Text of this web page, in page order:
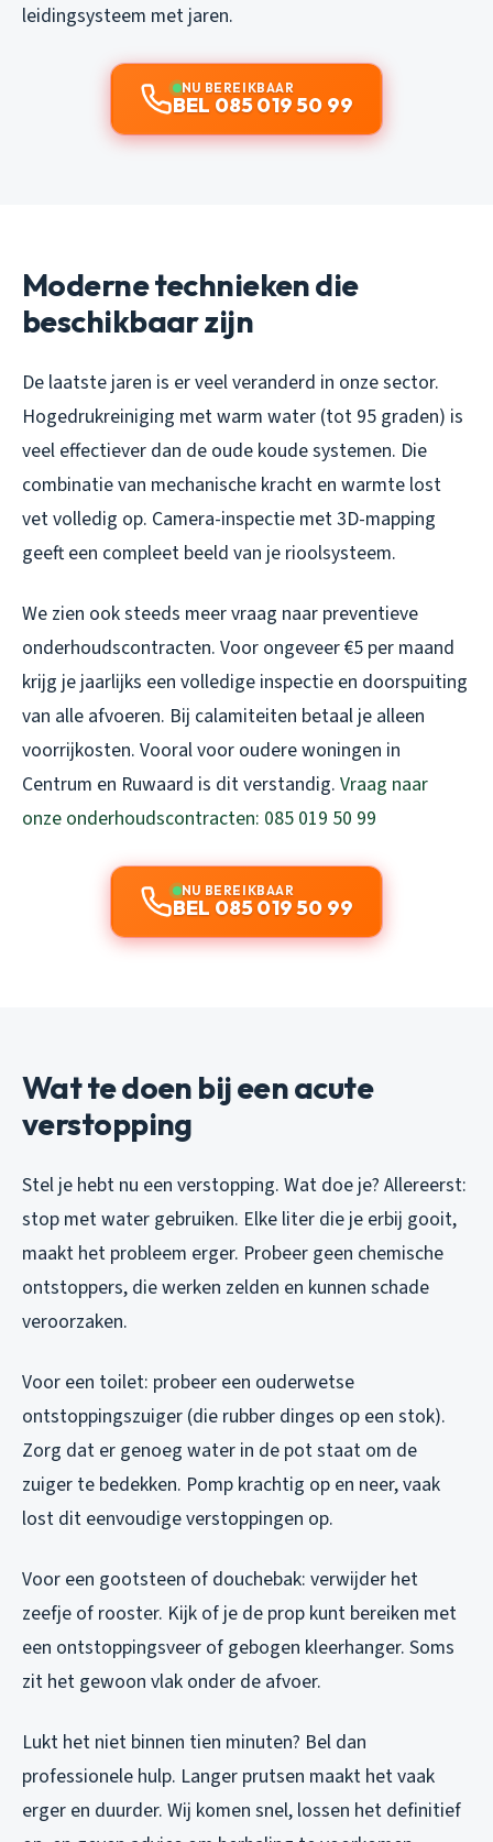
leidingsysteem met jaren.
NU BEREIKBAAR
BEL 085 019 50 99
Moderne technieken die
beschikbaar zijn
De laatste jaren is er veel veranderd in onze sector.
Hogedrukreiniging met warm water (tot 95 graden) is
veel effectiever dan de oude koude systemen. Die
combinatie van mechanische kracht en warmte lost
vet volledig op. Camera-inspectie met 3D-mapping
geeft een compleet beeld van je rioolsysteem.
We zien ook steeds meer vraag naar preventieve
onderhoudscontracten. Voor ongeveer €5 per maand
krijg je jaarlijks een volledige inspectie en doorspuiting
van alle afvoeren. Bij calamiteiten betaal je alleen
voorrijkosten. Vooral voor oudere woningen in
Centrum en Ruwaard is dit verstandig. Vraag naar
onze onderhoudscontracten: 085 019 50 99
NU BEREIKBAAR
BEL 085 019 50 99
Wat te doen bij een acute
verstopping
Stel je hebt nu een verstopping. Wat doe je? Allereerst:
stop met water gebruiken. Elke liter die je erbij gooit,
maakt het probleem erger. Probeer geen chemische
ontstoppers, die werken zelden en kunnen schade
veroorzaken.
Voor een toilet: probeer een ouderwetse
ontstoppingszuiger (die rubber dinges op een stok).
Zorg dat er genoeg water in de pot staat om de
zuiger te bedekken. Pomp krachtig op en neer, vaak
lost dit eenvoudige verstoppingen op.
Voor een gootsteen of douchebak: verwijder het
zeefje of rooster. Kijk of je de prop kunt bereiken met
een ontstoppingsveer of gebogen kleerhanger. Soms
zit het gewoon vlak onder de afvoer.
Lukt het niet binnen tien minuten? Bel dan
professionele hulp. Langer prutsen maakt het vaak
erger en duurder. Wij komen snel, lossen het definitief